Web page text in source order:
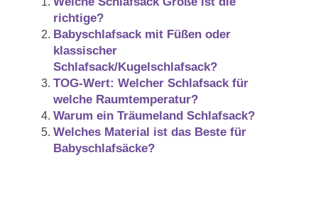
Mulltücher
Seitenlagerung
GESCHENKSETS & AKTIONEN
richtige?
Babyschlafsack mit Füßen oder
klassischer
Schlafsack/Kugelschlafsack?
TOG-Wert: Welcher Schlafsack für
welche Raumtemperatur?
Warum ein Träumeland Schlafsack?
Welches Material ist das Beste für
Babyschlafsäcke?